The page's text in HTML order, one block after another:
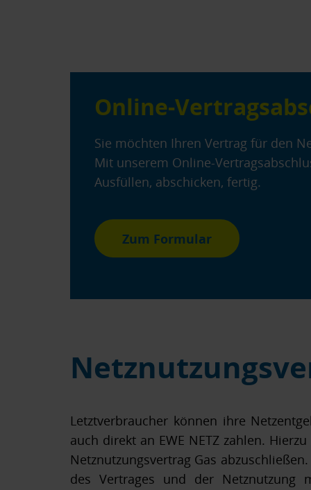
Online-
Sie möchten Ihren Vertrag für den
Mit unserem Online-
Ausfüllen, abschicken, fertig.
Zum Formular
Letztverbraucher können ihre
auch direkt an EWE NETZ zahlen.
Netznutzungsvertrag Gas
des Vertrages und der Netznutzung